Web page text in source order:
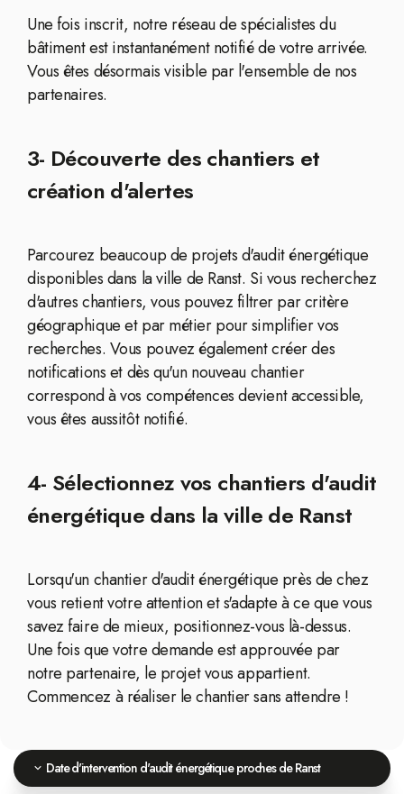
Une fois inscrit, notre réseau de spécialistes du
bâtiment est instantanément notifié de votre arrivée.
Vous êtes désormais visible par l'ensemble de nos
partenaires.
3- Découverte des chantiers et
création d'alertes
Parcourez beaucoup de projets d'audit énergétique
disponibles dans la ville de Ranst. Si vous recherchez
d'autres chantiers, vous pouvez filtrer par critère
géographique et par métier pour simplifier vos
recherches. Vous pouvez également créer des
notifications et dès qu'un nouveau chantier
correspond à vos compétences devient accessible,
vous êtes aussitôt notifié.
4- Sélectionnez vos chantiers d'audit
énergétique dans la ville de Ranst
Lorsqu'un chantier d'audit énergétique près de chez
vous retient votre attention et s'adapte à ce que vous
savez faire de mieux, positionnez-vous là-dessus.
Une fois que votre demande est approuvée par
notre partenaire, le projet vous appartient.
Commencez à réaliser le chantier sans attendre !
Date d'intervention d'audit énergétique proches de Ranst